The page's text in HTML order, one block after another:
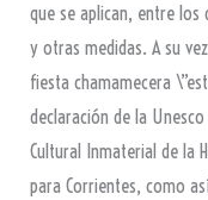
que se aplican, entre
y otras medidas. A su
fiesta chamamecera
declaración de la
Cultural Inmaterial de la
para Corrientes, como